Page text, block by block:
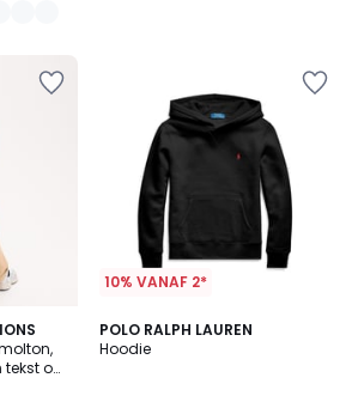
op
10% VANAF 2*
POLO RALPH LAUREN
Hoodie
3
/
4
Kleuren